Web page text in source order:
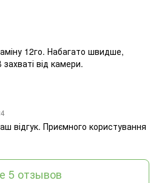
12го. Набагато швидше,
від камери.
відгук. Приємного користування
5 отзывов